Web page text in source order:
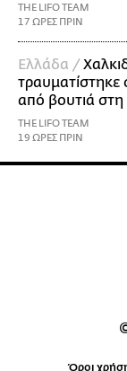
THE LIFO TEAM
17 ΩΡΕΣ ΠΡΙΝ
Ελλάδα /
τραυματίστηκε
από βουτιά
THE LIFO TEAM
19 ΩΡΕΣ ΠΡΙΝ
Όροι